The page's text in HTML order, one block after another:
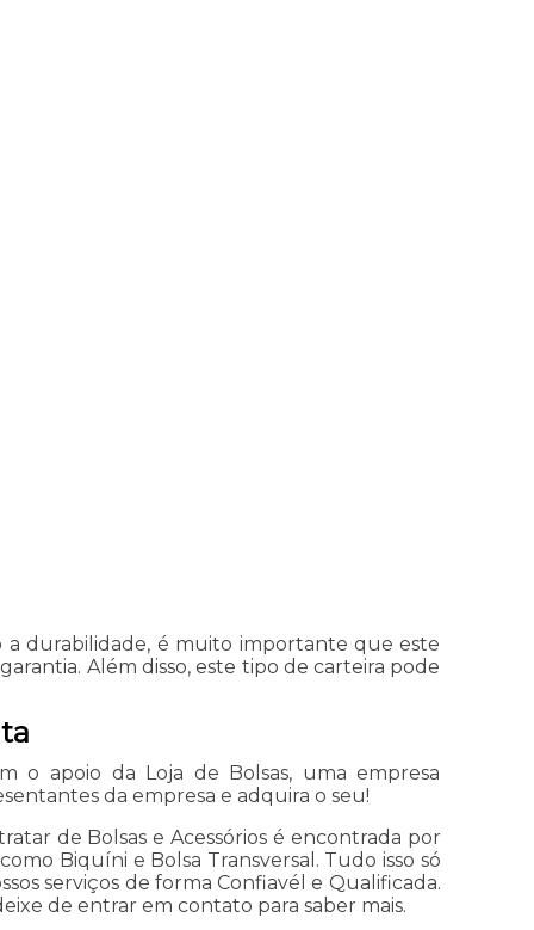
durabilidade, é muito importante que este
Além disso, este tipo de carteira pode
o apoio da Loja de Bolsas, uma empresa
da empresa e adquira o seu!
de Bolsas e Acessórios é encontrada por
Biquíni e Bolsa Transversal. Tudo isso só
serviços de forma Confiavél e Qualificada.
de entrar em contato para saber mais.